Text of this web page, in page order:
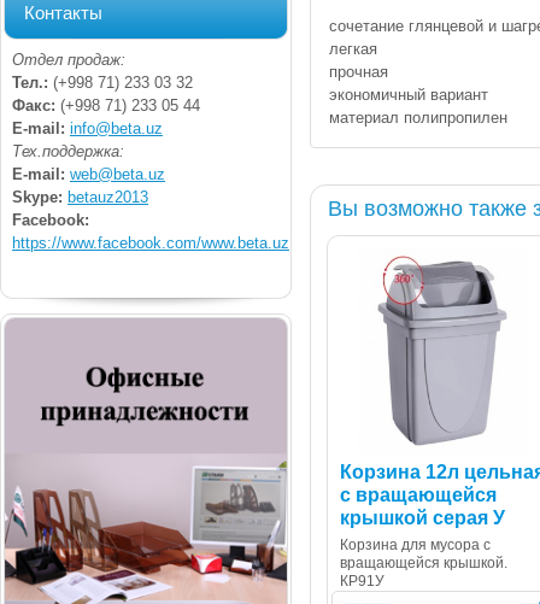
Контакты
Отдел продаж:
Тел.: (+998 71) 233 03 32
Факс: (+998 71) 233 05 44
E-mail: info@beta.uz
Тех.поддержка:
E-mail: web@beta.uz
Skype: betauz2013
Facebook:
https://www.facebook.com/www.beta.uz
сочетание глянцевой и
легкая
прочная
экономичный вариант
материал полипропилен
Вы возможно также
Корзина 12л
с вращающейся
крышкой серая У
Корзина для мусора с
вращающейся крышкой.
КР91У